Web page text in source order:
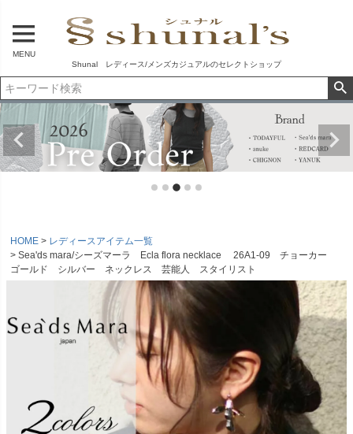
MENU
Shunal レディース/メンズカジュアルのセレクトショップ
HOME
レディースアイテム一覧
Sea'ds mara/シーズマーラ Ecla flora necklace 26A1-09 チョーカー
ゴールド シルバー ネックレス 芸能人 スタイリスト